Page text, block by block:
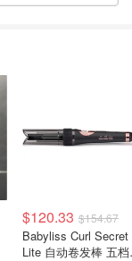
$120.33 $154.67
Babyliss Curl Secret
Lite 自动卷发棒 五